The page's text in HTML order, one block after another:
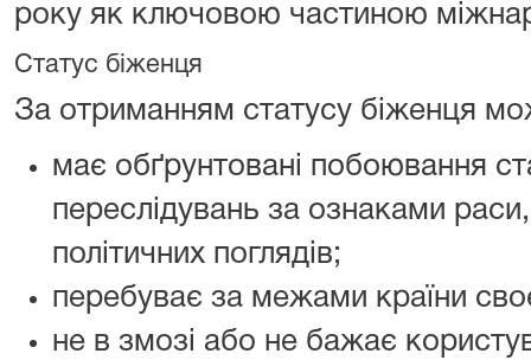
року як ключовою частиною
Статус біженця
За отриманням статусу біженця
має обґрунтовані побоювання
переслідувань за ознаками раси,
політичних поглядів;
перебуває за межами країни
не в змозі або не бажає